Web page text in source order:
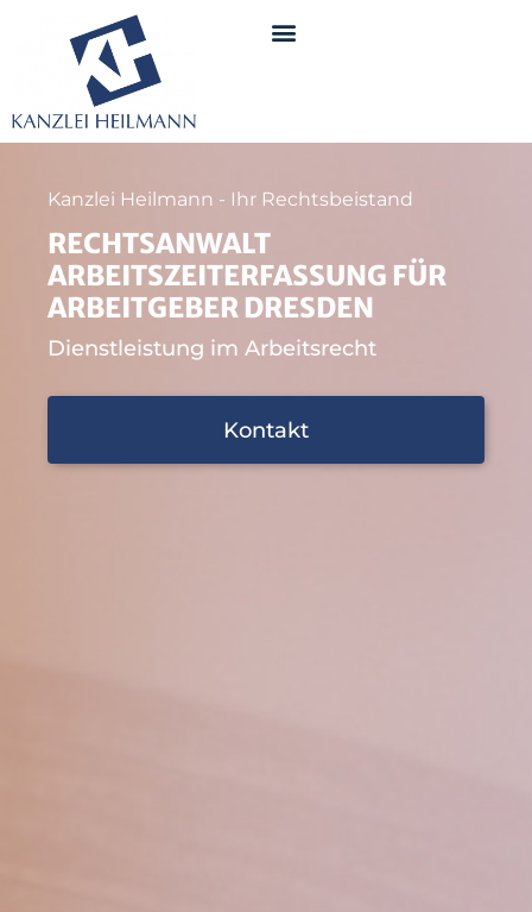
Kanzlei Heilmann - Ihr Rechtsbeistand
RECHTSANWALT
ARBEITSZEITERFASSUNG FÜR
ARBEITGEBER DRESDEN
Dienstleistung im Arbeitsrecht
Kontakt